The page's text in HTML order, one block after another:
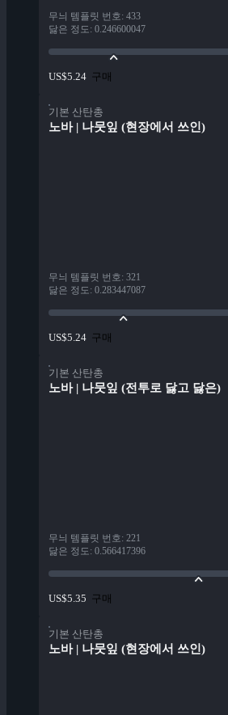
무늬 템플릿 번호: 433
닳은 정도: 0.246600047
US$5.24 구매
기본 산탄총
노바 | 나뭇잎 (현장에서 쓰인)
무늬 템플릿 번호: 321
닳은 정도: 0.283447087
US$5.24 구매
기본 산탄총
노바 | 나뭇잎 (전투로 닳고 닳은)
무늬 템플릿 번호: 221
닳은 정도: 0.566417396
US$5.35 구매
기본 산탄총
노바 | 나뭇잎 (현장에서 쓰인)